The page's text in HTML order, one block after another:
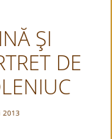
ŞI
DE
2013